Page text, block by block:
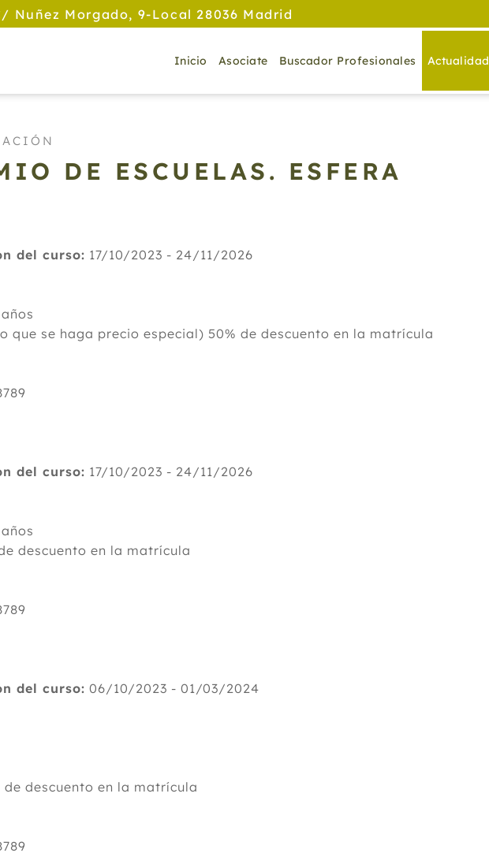
Nuñez Morgado, 9-Local 28036 Madrid
Inicio Asociate Buscador Profesionales Actualidad
DE ESCUELAS. ESFERA
del curso: 17/10/2023 - 24/11/2026
que se haga precio especial) 50% de descuento en la matrícula
del curso: 17/10/2023 - 24/11/2026
descuento en la matrícula
del curso: 06/10/2023 - 01/03/2024
de descuento en la matrícula